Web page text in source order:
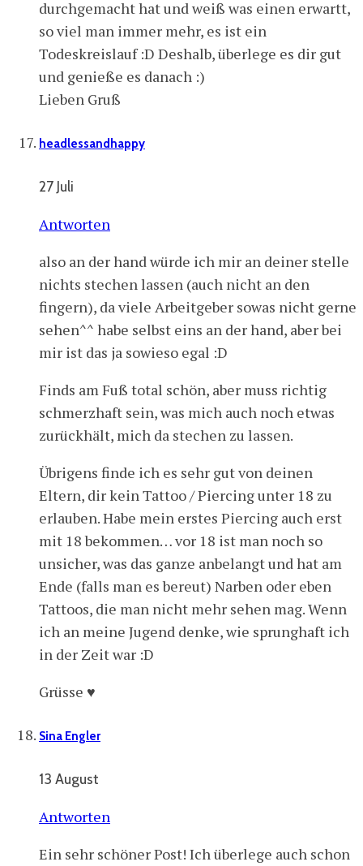
durchgemacht hat und weiß was einen erwartt,
so viel man immer mehr, es ist ein
Todeskreislauf :D Deshalb, überlege es dir gut
und genieße es danach :)
Lieben Gruß
headlessandhappy
27 Juli
Antworten
also an der hand würde ich mir an deiner stelle
nichts stechen lassen (auch nicht an den
fingern), da viele Arbeitgeber sowas nicht gerne
sehen^^ habe selbst eins an der hand, aber bei
mir ist das ja sowieso egal :D
Finds am Fuß total schön, aber muss richtig
schmerzhaft sein, was mich auch noch etwas
zurückhält, mich da stechen zu lassen.
Übrigens finde ich es sehr gut von deinen
Eltern, dir kein Tattoo / Piercing unter 18 zu
erlauben. Habe mein erstes Piercing auch erst
mit 18 bekommen… vor 18 ist man noch so
unsicher, was das ganze anbelangt und hat am
Ende (falls man es bereut) Narben oder eben
Tattoos, die man nicht mehr sehen mag. Wenn
ich an meine Jugend denke, wie sprunghaft ich
in der Zeit war :D
Grüsse ♥
Sina Engler
13 August
Antworten
Ein sehr schöner Post! Ich überlege auch schon